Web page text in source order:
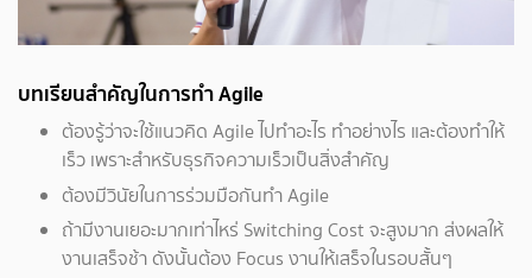
บทเรียนสำคัญในการทำ Agile
ต้องรู้ว่าจะใช้แนวคิด Agile ไปทำอะไร ทำอย่างไร และต้องทำให้
เร็ว เพราะสำหรับธุรกิจความเร็วเป็นสิ่งสำคัญ
ต้องมีวินัยในการร่วมมือกันทำ Agile
ถ้ามีงานเยอะมากเท่าไหร่ Switching Cost จะสูงมาก ส่งผลให้
งานเสร็จช้า ดังนั้นต้อง Focus งานให้เสร็จในรอบสั้นๆ